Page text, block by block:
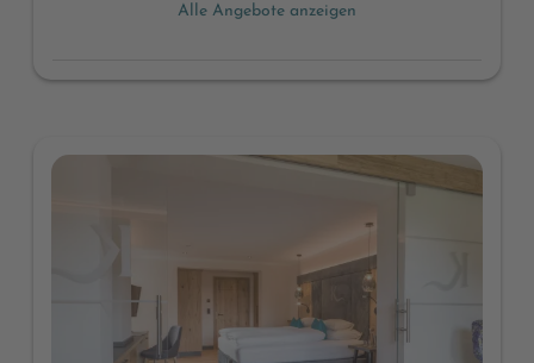
Alle Angebote anzeigen